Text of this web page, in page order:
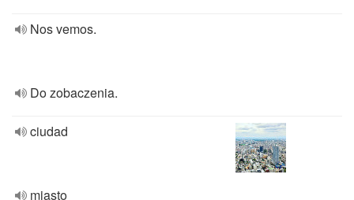
Nos vemos.
Do zobaczenia.
ciudad
miasto